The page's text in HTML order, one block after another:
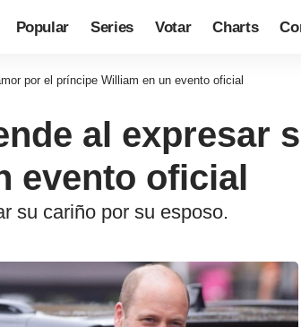
Popular Series Votar Charts
por el príncipe William en un evento oficial
al expresar
evento oficial
su cariño por su esposo.